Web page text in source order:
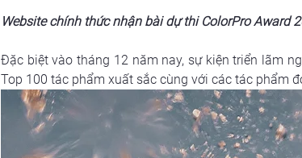
Website chính thức nhận bài dự thi ColorPro Award
Đặc biệt vào tháng 12 năm nay, sự kiện triển lãm
Top 100 tác phẩm xuất sắc cùng với các tác phẩm